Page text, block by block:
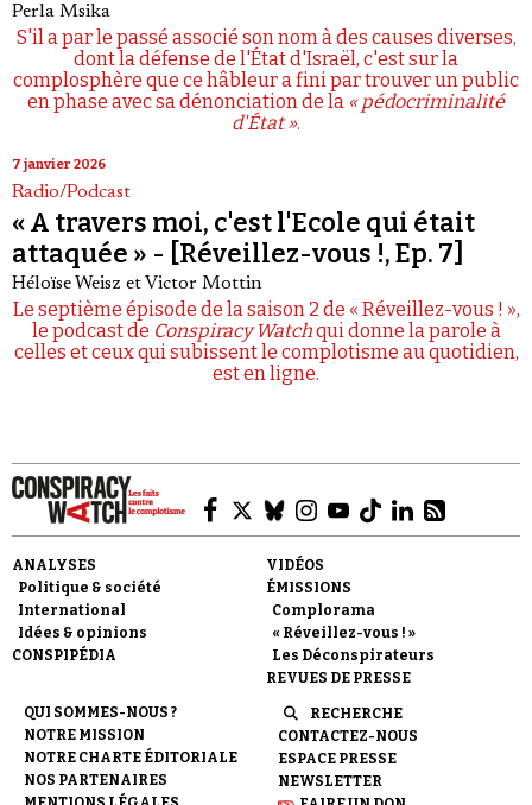
Perla Msika
S'il a par le passé associé son nom à des causes diverses,
dont la défense de l'État d'Israël, c'est sur la
complosphère que ce hâbleur a fini par trouver un public
en phase avec sa dénonciation de la « pédocriminalité
d'État ».
7 janvier 2026
Radio/Podcast
« A travers moi, c'est l'Ecole qui était
attaquée » - [Réveillez-vous !, Ep. 7]
Héloïse Weisz et Victor Mottin
Le septième épisode de la saison 2 de « Réveillez-vous ! »,
le podcast de Conspiracy Watchqui donne la parole à
celles et ceux qui subissent le complotisme au quotidien,
est en ligne.
ANALYSES
Politique & société
International
Idées & opinions
CONSPIPÉDIA
VIDÉOS
ÉMISSIONS
Complorama
« Réveillez-vous ! »
Les Déconspirateurs
REVUES DE PRESSE
QUI SOMMES-NOUS ?
NOTRE MISSION
NOTRE CHARTE ÉDITORIALE
NOS PARTENAIRES
RECHERCHE
CONTACTEZ-NOUS
ESPACE PRESSE
NEWSLETTER